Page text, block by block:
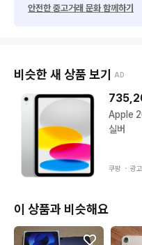
안전한 중고거래 문화 함께하기
비슷한 새 상품 보기 AD
Apple
실버
쿠팡 ・ 광고
이 상품과 비슷해요